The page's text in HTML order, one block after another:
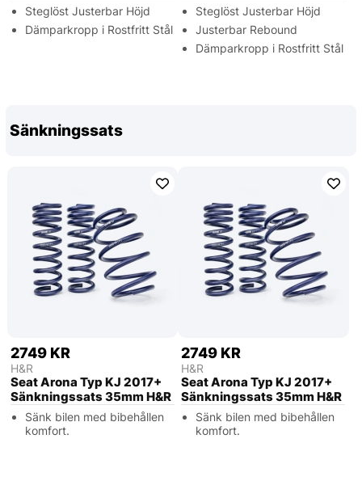
Steglöst Justerbar Höjd
Dämparkropp i Rostfritt Stål
Steglöst Justerbar Höjd
Justerbar Rebound
Dämparkropp i Rostfritt Stål
Sänkningssats
2749 KR
H&R
Seat Arona Typ KJ 2017+
Sänkningssats 35mm H&R
Sänk bilen med bibehållen
komfort.
2749 KR
H&R
Seat Arona Typ KJ 2017+
Sänkningssats 35mm H&R
Sänk bilen med bibehållen
komfort.